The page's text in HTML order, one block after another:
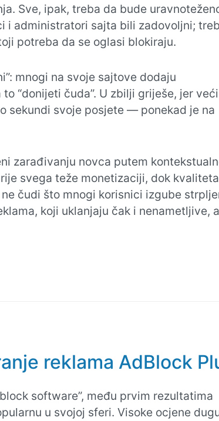
Sve, ipak, treba da bude
i administratori sajta bili zadovoljni;
potreba da se oglasi blokiraju.
mnogi na svoje sajtove dodaju
“donijeti čuda”. U zbilji griješe, jer
sekundi svoje posjete — ponekad je na
zarađivanju novca putem
svega teže monetizaciji, dok
čudi što mnogi korisnici izgube
koji uklanjaju čak i nenametljive, a
reklama AdBlock
software”, među prvim rezultatima
u svojoj sferi. Visoke ocjene